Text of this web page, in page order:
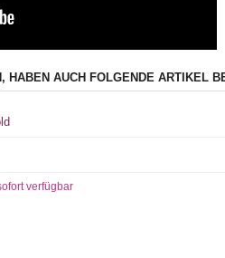
HABEN AUCH FOLGENDE ARTIKEL
verfügbar